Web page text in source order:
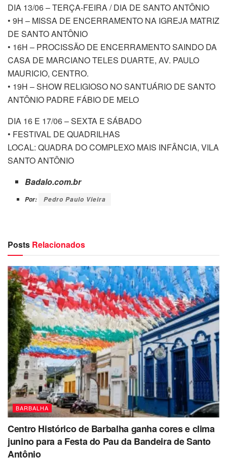
DIA 13/06 – TERÇA-FEIRA / DIA DE SANTO ANTÔNIO
• 9H – MISSA DE ENCERRAMENTO NA IGREJA MATRIZ
DE SANTO ANTÔNIO
• 16H – PROCISSÃO DE ENCERRAMENTO SAINDO DA
CASA DE MARCIANO TELES DUARTE, AV. PAULO
MAURICIO, CENTRO.
• 19H – SHOW RELIGIOSO NO SANTUÁRIO DE SANTO
ANTÔNIO PADRE FÁBIO DE MELO
DIA 16 E 17/06 – SEXTA E SÁBADO
• FESTIVAL DE QUADRILHAS
LOCAL: QUADRA DO COMPLEXO MAIS INFÂNCIA, VILA
SANTO ANTÔNIO
Badalo.com.br
Por: Pedro Paulo Vieira
Posts Relacionados
BARBALHA
Centro Histórico de Barbalha ganha cores e clima
junino para a Festa do Pau da Bandeira de Santo
Antônio